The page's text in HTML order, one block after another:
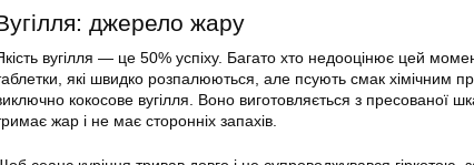
джерело жару
вугілля — це 50% успіху. Багато хто недооцінює цей
які швидко розпалюються, але псують смак хімічним
кокосове вугілля. Воно виготовляється з пресованої
жар і не має сторонніх запахів.